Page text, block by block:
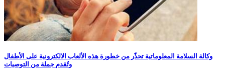
وكالة السلامة المعلوماتية تحذّر من خطورة هذه الألعاب الالكترونية على الأطفال
وتُقدم جملة من التوصيات